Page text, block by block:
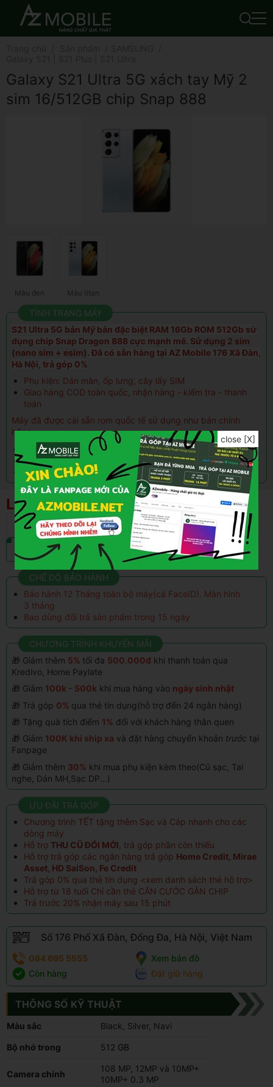
Galaxy S21 Ultra 5G xách tay Mỹ 2
sim 16/512GB chip Snap 888
Màu đen Màu titan
TÌNH TRẠNG MÁY
S21 Ultra 5G bản Mỹ bản đặc biệt RAM 16Gb ROM 512Gb sử
dụng chip Snap Dragon 888 cực mạnh mẽ. Sử dụng 2 sim
(nano sim + esim). Đã có sẵn hàng tại AZ Mobile 176 Xã Đàn,
Hà Nội, trả góp 0%
Phụ kiện: Dán màn, ốp lưng, cây lấy SIM
Giao hàng COD toàn quốc, nhận hàng - kiểm tra - thanh
toán
Máy đã được cài sẵn rom quốc tế sử dụng như bản chính
hãng.
Không ứng dụng rác
Không giới hạn tin nhắn
Tự động cập nhật phần mềm
Liên hệ
256GB
Liên hệ
512GB
Liên hệ
128GB
Liên hệ
Màu đen
Liên hệ
Màu titan
Liên hệ
CHẾ ĐỘ BẢO HÀNH
Bảo hành 12 Tháng toàn bộ máy(cả FaceID). Màn hình
3 tháng
Bao dùng đổi trả sản phẩm trong 15 ngày
CHƯƠNG TRÌNH KHUYẾN MÃI
🎁 Giảm thêm 5% tối đa 500.000đ khi thanh toán qua
Kredivo, Home Paylate
🎁 Giảm 100k - 500k khi mua hàng vào ngày sinh nhật
🎁 Trả góp 0% qua thẻ tín dụng(hỗ trợ đến 24 ngân hàng)
🎁 Tặng quà tích điểm 1% đổi với khách hàng thân quen
🎁 Giảm 100K khi ship xa và đặt hàng chuyển khoản trước tại
Fanpage
🎁 Giảm thêm 30% khi mua phụ kiện kèm theo(Củ sạc, Tai
nghe, Dán MH,Sạc DP...)
ƯU ĐÃI TRẢ GÓP
Chương trình TẾT tặng thêm Sạc và Cáp nhanh cho các
dòng máy
Hỗ trợ THU CŨ ĐỔI MỚI , trả góp phần còn thiếu
Hỗ trợ trả góp các ngân hàng trả góp Home Credit, Mirae
Asset, HD SaiSon, Fe Credit
Trả góp 0% qua thẻ tín dụng <xem danh sách thẻ hỗ trợ>
Hỗ trợ từ 18 tuổi Chỉ cần thẻ CĂN CƯỚC GẮN CHIP
Trả trước 20% nhận máy sau 15 phút
Số 176 Phố Xã Đàn, Đống Đa, Hà Nội, Việt Nam
084 695 5555
Xem bản đồ
Còn hàng
Đặt giữ hàng
THÔNG SỐ KỸ THUẬT
Màu sắc Black, Silver, Navi
Bộ nhớ trong 512 GB
Camera chính
108 MP, 12MP và 10MP+
10MP+ 0.3 MP
close [X]